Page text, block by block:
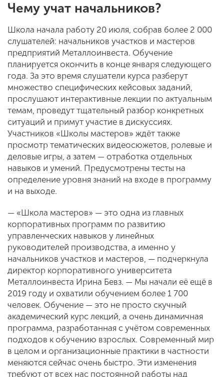
Чему учат начальников?
Школа начала работу 20 июля, собрав более 2 000
слушателей: начальников участков и мастеров
предприятий Металлоинвеста. Обучение
планируется окончить в конце января следующего
года. За это время слушатели курса разберут
множество специфических кейсовых заданий,
прослушают интерактивные лекции по актуальным
темам, проведут тщательный разбор конкретных
ситуаций и примут участие в дискуссиях.
Участников «Школы мастеров» ждёт также
просмотр тематических видеосюжетов, ролевые и
деловые игры, а затем — отработка отдельных
навыков и умений. Предусмотрены тесты на
определение уровня знаний на входе в программу
и на выходе.
— «Школа мастеров» — это одна из главных
корпоративных программ по развитию
управленческих навыков у линейных
руководителей производства, а именно у
начальников участков и мастеров, — подчеркнула
директор корпоративного университета
Металлоинвеста Ирина Бевз. — Мы начали её ещё в
2019 году и охватили обучением более 1 700
человек. Обучение — это не просто скучный
академический курс лекций, а очень динамичная
программа, разработанная с учётом современных
подходов к обучению взрослых. Современный мир
в целом и организационные практики в частности
меняются сейчас очень быстро. Эти изменения
требуют от всех нас постоянной работы над